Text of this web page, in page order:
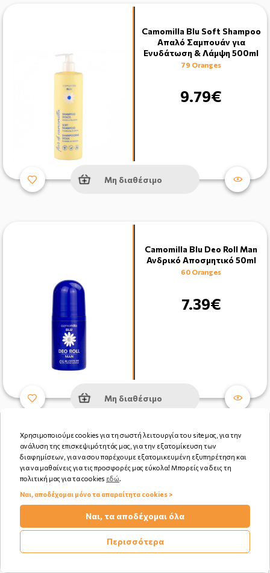
Camomilla Blu Soft Shampoo
Απαλό Σαμπουάν για
Ενυδάτωση & Λάμψη 500ml
79 Oranges
9.79€
Μη διαθέσιμο
Camomilla Blu Deo Roll Man
Ανδρικό Αποσμητικό 50ml
60 Oranges
7.39€
Μη διαθέσιμο
Χρησιμοποιούμε cookies για τη σωστή λειτουργία του site μας, για την
ανάλυση της επισκεψιμότητάς μας, για την εξατομίκευση των
διαφημίσεων, για να σου παρέχουμε εξατομικευμένη εξυπηρέτηση και
για να μαθαίνεις για τις προσφορές μας εύκολα! Μπορείς να δεις τη
πολιτική μας για τα cookies εδώ.
Ναι, αποδέχομαι μόνο τα απαραίτητα cookies >
Ναι, τα αποδέχομαι όλα
Περισσότερα